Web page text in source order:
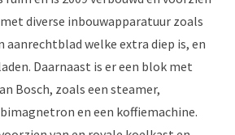
diverse inbouwapparatuur zoals
aanrechtblad welke extra diep is, en
Daarnaast is er een blok met
Bosch, zoals een steamer,
en een koffiemachine.